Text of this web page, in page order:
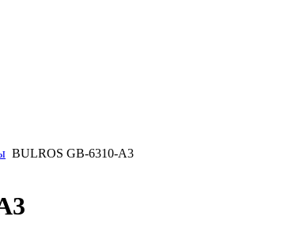
BULROS GB-6310-А3